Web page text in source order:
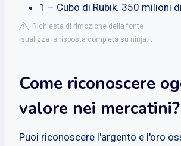
1 – Cubo di Rubik. 350 milioni
Richiesta di rimozione della fonte
isualizza la risposta completa su ninja.it
Come riconoscere
valore nei mercatini?
Puoi riconoscere l'argento e l'oro